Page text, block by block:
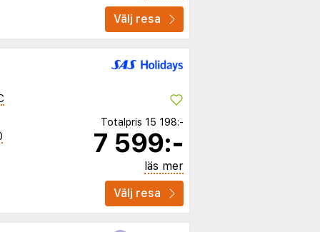
Välj resa
Totalpris 15 198:-
7 599:-
läs mer
Välj resa